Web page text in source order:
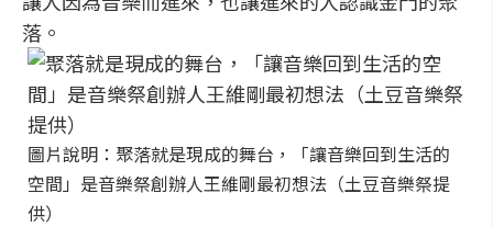
落。
圖片說明：聚落就是現成的舞台，「讓音樂回到生活的
空間」是音樂祭創辦人王維剛最初想法（土豆音樂祭提
供）